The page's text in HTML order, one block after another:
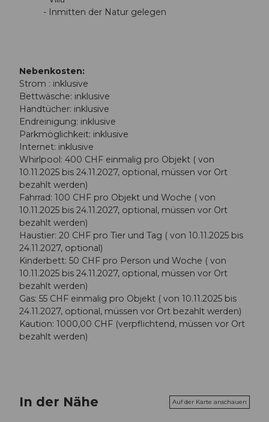
- Inmitten der Natur gelegen
Nebenkosten:
Strom : inklusive
Bettwäsche: inklusive
Handtücher: inklusive
Endreinigung: inklusive
Parkmöglichkeit: inklusive
Internet: inklusive
Whirlpool: 400 CHF einmalig pro Objekt ( von
10.11.2025 bis 24.11.2027, optional, müssen vor Ort
bezahlt werden)
Fahrrad: 100 CHF pro Objekt und Woche ( von
10.11.2025 bis 24.11.2027, optional, müssen vor Ort
bezahlt werden)
Haustier: 20 CHF pro Tier und Tag ( von 10.11.2025 bis
24.11.2027, optional)
Kinderbett: 50 CHF pro Person und Woche ( von
10.11.2025 bis 24.11.2027, optional, müssen vor Ort
bezahlt werden)
Gas: 55 CHF einmalig pro Objekt ( von 10.11.2025 bis
24.11.2027, optional, müssen vor Ort bezahlt werden)
Kaution: 1000,00 CHF (verpflichtend, müssen vor Ort
bezahlt werden)
In der Nähe Auf der Karte anschauen